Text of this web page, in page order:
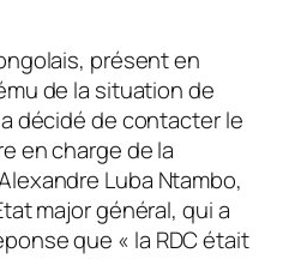
présent en
de la situation de
décidé de contacter le
en charge de la
Luba Ntambo,
major général, qui a
que « la RDC était